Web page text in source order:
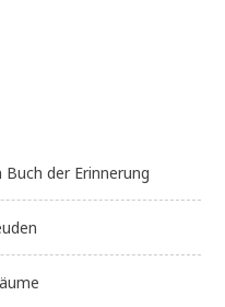
der Erinnerung